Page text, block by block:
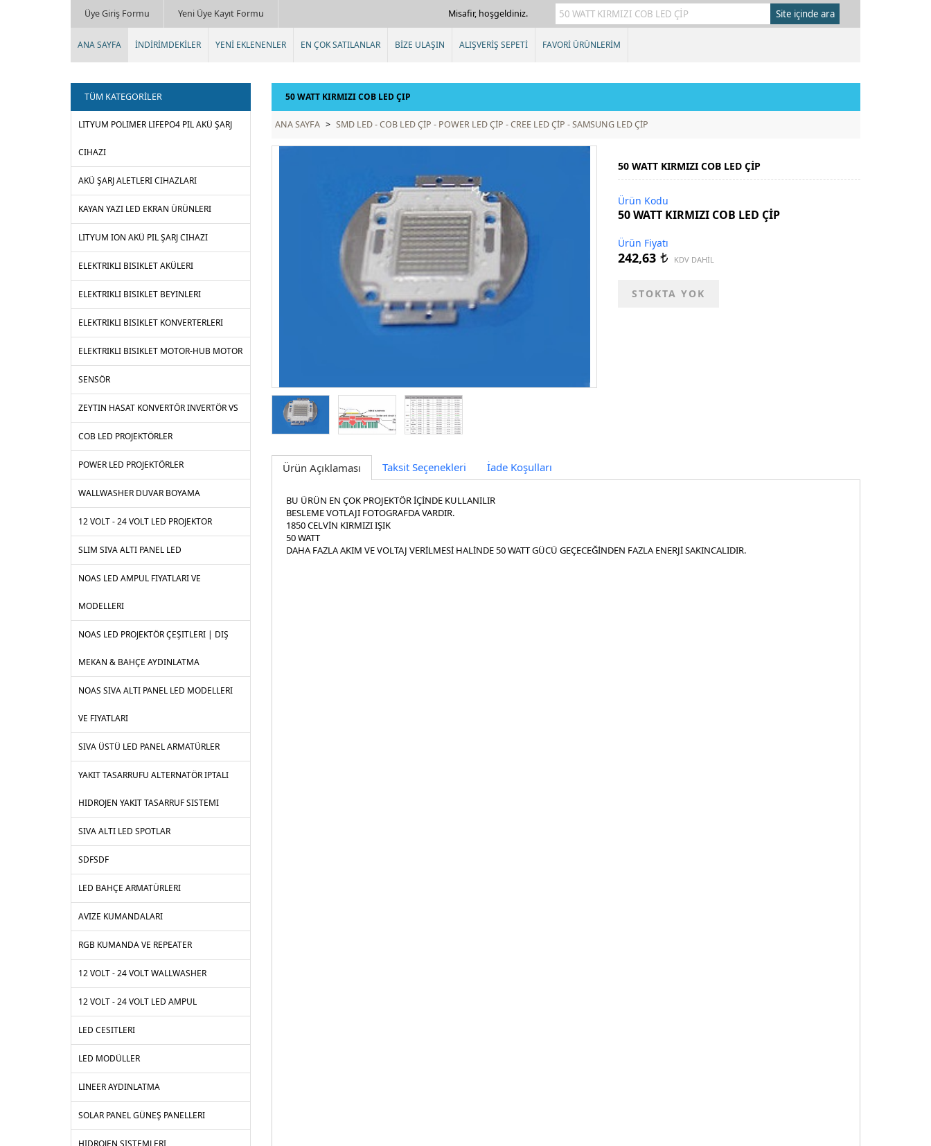
Üye Giriş Formu Yeni Üye Kayıt Formu Misafir, hoşgeldiniz.
ANA SAYFA İNDİRİMDEKİLER YENİ EKLENENLER EN ÇOK SATILANLAR BİZE ULAŞIN ALIŞVERİŞ SEPETİ FAVORİ ÜRÜNLERİM
TÜM KATEGORİLER
LITYUM POLIMER LIFEPO4 PIL AKÜ ŞARJ
CIHAZI
AKÜ ŞARJ ALETLERI CIHAZLARI
KAYAN YAZI LED EKRAN ÜRÜNLERI
LITYUM ION AKÜ PIL ŞARJ CIHAZI
ELEKTRIKLI BISIKLET AKÜLERI
ELEKTRIKLI BISIKLET BEYINLERI
ELEKTRIKLI BISIKLET KONVERTERLERI
ELEKTRIKLI BISIKLET MOTOR-HUB MOTOR
SENSÖR
ZEYTIN HASAT KONVERTÖR INVERTÖR VS
COB LED PROJEKTÖRLER
POWER LED PROJEKTÖRLER
WALLWASHER DUVAR BOYAMA
12 VOLT - 24 VOLT LED PROJEKTOR
SLIM SIVA ALTI PANEL LED
NOAS LED AMPUL FIYATLARI VE
MODELLERI
NOAS LED PROJEKTÖR ÇEŞITLERI | DIŞ
MEKAN & BAHÇE AYDINLATMA
NOAS SIVA ALTI PANEL LED MODELLERI
VE FIYATLARI
SIVA ÜSTÜ LED PANEL ARMATÜRLER
YAKIT TASARRUFU ALTERNATÖR IPTALI
HIDROJEN YAKIT TASARRUF SISTEMI
SIVA ALTI LED SPOTLAR
SDFSDF
LED BAHÇE ARMATÜRLERI
AVIZE KUMANDALARI
RGB KUMANDA VE REPEATER
12 VOLT - 24 VOLT WALLWASHER
12 VOLT - 24 VOLT LED AMPUL
LED CESITLERI
LED MODÜLLER
LINEER AYDINLATMA
SOLAR PANEL GÜNEŞ PANELLERI
HIDROJEN SISTEMLERI
50 WATT KIRMIZI COB LED ÇIP
ANA SAYFA > SMD LED - COB LED ÇİP - POWER LED ÇİP - CREE LED ÇİP - SAMSUNG LED ÇİP
50 WATT KIRMIZI COB LED ÇİP
Ürün Kodu
50 WATT KIRMIZI COB LED ÇİP
Ürün Fiyatı
242,63 t KDV DAHİL
STOKTA YOK
Ürün Açıklaması Taksit Seçenekleri İade Koşulları
BU ÜRÜN EN ÇOK PROJEKTÖR İÇİNDE KULLANILIR
BESLEME VOTLAJI FOTOGRAFDA VARDIR.
1850 CELVİN KIRMIZI IŞIK
50 WATT
DAHA FAZLA AKIM VE VOLTAJ VERİLMESİ HALİNDE 50 WATT GÜCÜ GEÇECEĞİNDEN FAZLA ENERJİ SAKINCALIDIR.